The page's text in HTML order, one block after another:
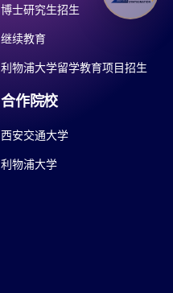
博士研究生招生
继续教育
利物浦大学留学教育项目招生
合作院校
西安交通大学
利物浦大学